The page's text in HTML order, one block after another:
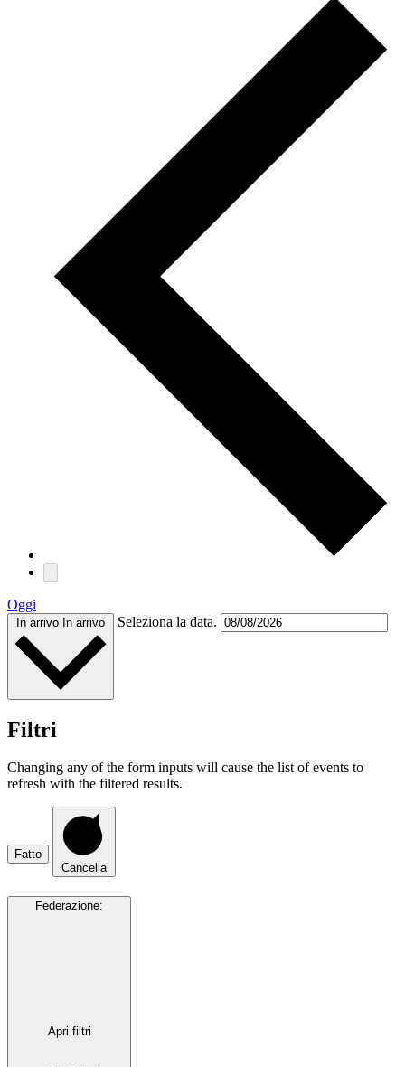
Oggi
In arrivo In arrivo Seleziona la data.
Filtri
Changing any of the form inputs will cause the list of events to
refresh with the filtered results.
Fatto
Cancella
Federazione:
Apri filtri